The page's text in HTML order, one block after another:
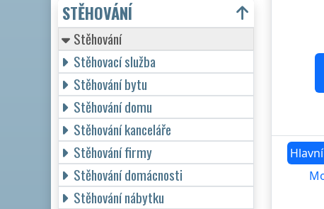
STĚHOVÁNÍ
Stěhování
Stěhovací služba
Stěhování bytu
Stěhování domu
Stěhování kanceláře
Stěhování firmy
Stěhování domácnosti
Stěhování nábytku